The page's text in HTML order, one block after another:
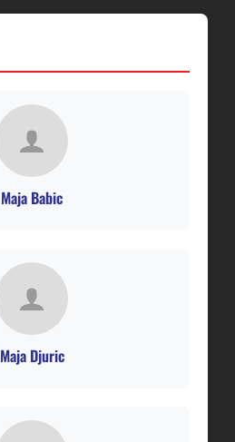
Maja Babic
Maja Djuric